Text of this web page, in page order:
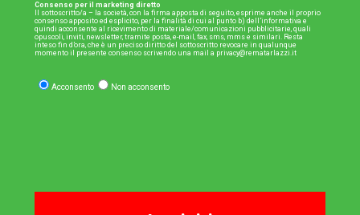
Consenso per il marketing diretto
Il sottoscritto/a – la società, con la firma apposta di seguito, esprime anche il proprio
consenso apposito ed esplicito, per la finalità di cui al punto b) dell’informativa e
quindi acconsente al ricevimento di materiale/comunicazioni pubblicitarie, quali
opuscoli, inviti, newsletter, tramite posta, e-mail, fax, sms, mms e similari. Resta
inteso fin d’ora, che è un preciso diritto del sottoscritto revocare in qualunque
momento il presente consenso scrivendo una mail a privacy@rematarlazzi.it
Acconsento Non acconsento